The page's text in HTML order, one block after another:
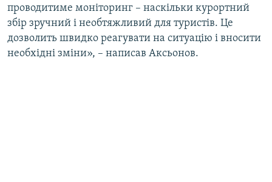
проводитиме моніторинг – наскільки курортний
збір зручний і необтяжливий для туристів. Це
дозволить швидко реагувати на ситуацію і вносити
необхідні зміни», – написав Аксьонов.